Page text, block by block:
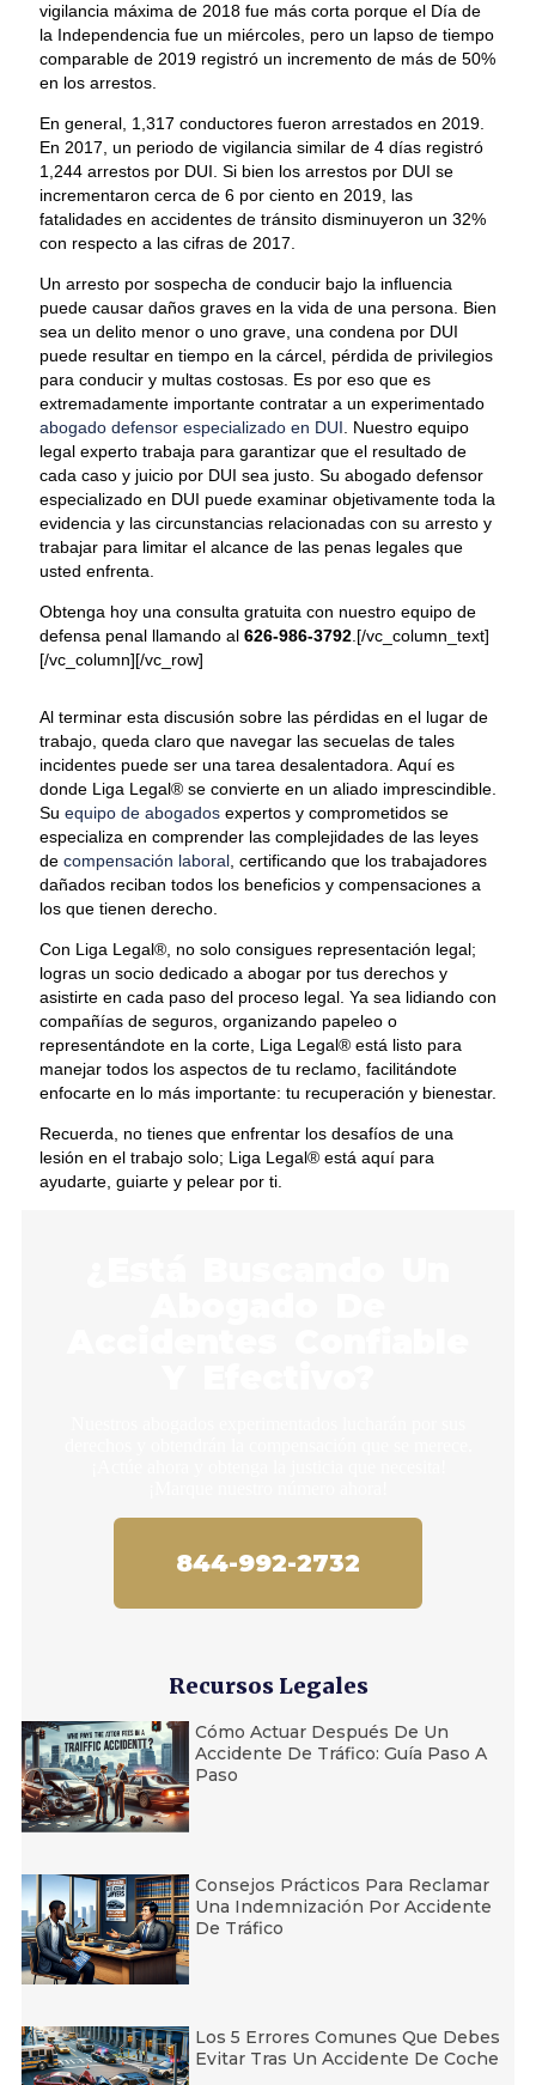
vigilancia máxima de 2018 fue más corta porque el Día de
la Independencia fue un miércoles, pero un lapso de tiempo
comparable de 2019 registró un incremento de más de 50%
en los arrestos.
En general, 1,317 conductores fueron arrestados en 2019.
En 2017, un periodo de vigilancia similar de 4 días registró
1,244 arrestos por DUI. Si bien los arrestos por DUI se
incrementaron cerca de 6 por ciento en 2019, las
fatalidades en accidentes de tránsito disminuyeron un 32%
con respecto a las cifras de 2017.
Un arresto por sospecha de conducir bajo la influencia
puede causar daños graves en la vida de una persona. Bien
sea un delito menor o uno grave, una condena por DUI
puede resultar en tiempo en la cárcel, pérdida de privilegios
para conducir y multas costosas. Es por eso que es
extremadamente importante contratar a un experimentado
abogado defensor especializado en DUI . Nuestro equipo
legal experto trabaja para garantizar que el resultado de
cada caso y juicio por DUI sea justo. Su abogado defensor
especializado en DUI puede examinar objetivamente toda la
evidencia y las circunstancias relacionadas con su arresto y
trabajar para limitar el alcance de las penas legales que
usted enfrenta.
Obtenga hoy una consulta gratuita con nuestro equipo de
defensa penal llamando al 626-986-3792 .[/vc_column_text]
[/vc_column][/vc_row]
Al terminar esta discusión sobre las pérdidas en el lugar de
trabajo, queda claro que navegar las secuelas de tales
incidentes puede ser una tarea desalentadora. Aquí es
donde Liga Legal® se convierte en un aliado imprescindible.
Su equipo de abogados expertos y comprometidos se
especializa en comprender las complejidades de las leyes
de compensación laboral , certificando que los trabajadores
dañados reciban todos los beneficios y compensaciones a
los que tienen derecho.
Con Liga Legal®, no solo consigues representación legal;
logras un socio dedicado a abogar por tus derechos y
asistirte en cada paso del proceso legal. Ya sea lidiando con
compañías de seguros, organizando papeleo o
representándote en la corte, Liga Legal® está listo para
manejar todos los aspectos de tu reclamo, facilitándote
enfocarte en lo más importante: tu recuperación y bienestar.
Recuerda, no tienes que enfrentar los desafíos de una
lesión en el trabajo solo; Liga Legal® está aquí para
ayudarte, guiarte y pelear por ti.
844-992-2732
Recursos Legales
Cómo Actuar Después De Un
Accidente De Tráfico: Guía Paso A
Paso
Consejos Prácticos Para Reclamar
Una Indemnización Por Accidente
De Tráfico
Los 5 Errores Comunes Que Debes
Evitar Tras Un Accidente De Coche